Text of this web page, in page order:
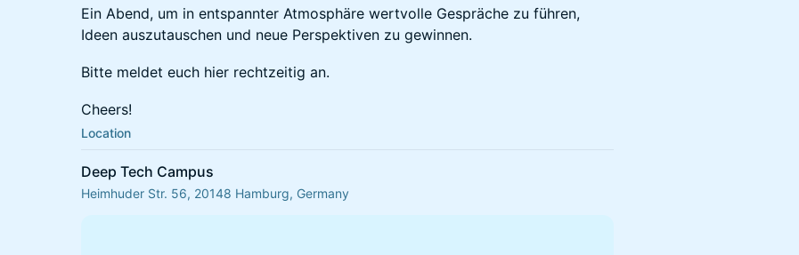
​​​Ein Abend, um in entspannter Atmosphäre wertvolle Gespräche zu führen,
Ideen auszutauschen und neue Perspektiven zu gewinnen.
​​​Bitte meldet euch hier rechtzeitig an.
​​​Cheers!
Location
Deep Tech Campus
Heimhuder Str. 56, 20148 Hamburg, Germany